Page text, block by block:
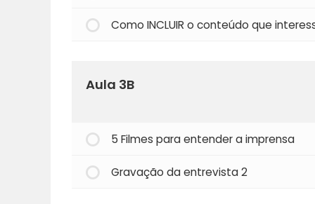
Como INCLUIR o conteúdo que
Aula 3B
5 Filmes para entender a imprensa
Gravação da entrevista 2